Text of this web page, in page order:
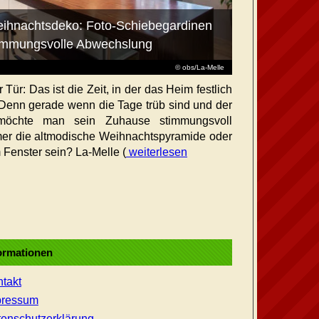
© obs/La-Melle
Foto-Schiebegardinen
Abwechslung
Tür: Das ist die Zeit, in der das Heim festlich
gerade wenn die Tage trüb sind und der
man sein Zuhause stimmungsvoll
die altmodische Weihnachtspyramide oder
sein? La-Melle (weiterlesen